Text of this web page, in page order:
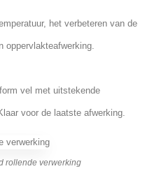
het verbeteren van de
oppervlakteafwerking.
vel met uitstekende
voor de laatste afwerking.
rollende verwerking